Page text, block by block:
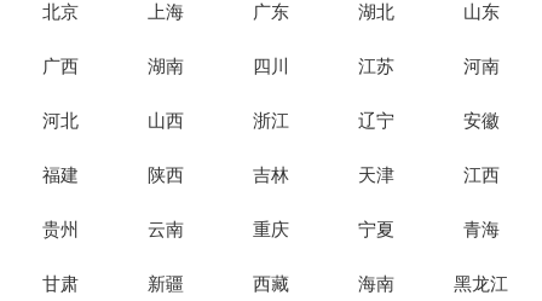
北京 上海 广东 湖北 山东
广西 湖南 四川 江苏 河南
河北 山西 浙江 辽宁 安徽
福建 陕西 吉林 天津 江西
贵州 云南 重庆 宁夏 青海
甘肃 新疆 西藏 海南 黑龙江